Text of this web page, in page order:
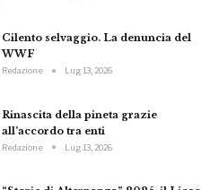
Cilento selvaggio. La denuncia del
WWF
Redazione Lug 13, 2026
Rinascita della pineta grazie
all’accordo tra enti
Redazione Lug 13, 2026